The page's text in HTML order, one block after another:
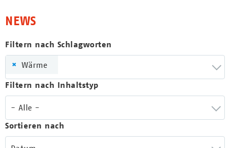
NEWS
Filtern nach Schlagworten
× Wärme
Filtern nach Inhaltstyp
- Alle -
Sortieren nach